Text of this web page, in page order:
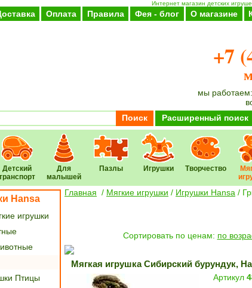
Интернет магазин детских
Оплата Правила Фея - блог О магазине
+7
мы
Поиск Расширенный поиск
Детский
Для
малышей
Пазлы Игрушки Творчество
Hansa
игрушки
Птицы
Главная / Мягкие игрушки / Игрушки Hansa /
Cортировать по ценам: по
Мягкая игрушка Сибирский бурундук,
Артикул